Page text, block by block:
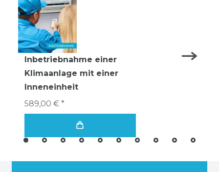
Inbetriebnahme einer
Klimaanlage mit einer
Inneneinheit
589,00 € *